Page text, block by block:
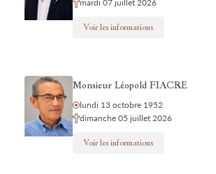
mardi 07 juillet 2026
Voir les informations
Monsieur Léopold FIACRE
lundi 13 octobre 1952
dimanche 05 juillet 2026
Voir les informations